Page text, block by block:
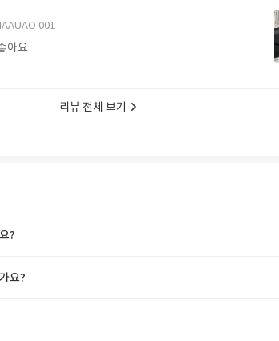
001
아요
리뷰 전체 보기
?
요?